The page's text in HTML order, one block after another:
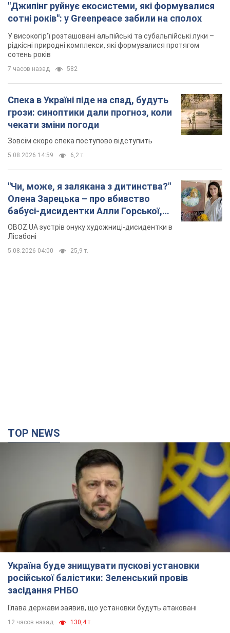
"Джипінг руйнує екосистеми, які формувалися
сотні років": у Greenpeace забили на сполох
У високогір'ї розташовані альпійські та субальпійські луки –
рідкісні природні комплекси, які формувалися протягом
сотень років
7 часов назад 582
Спека в Україні піде на спад, будуть
грози: синоптики дали прогноз, коли
чекати зміни погоди
Зовсім скоро спека поступово відступить
5.08.2026 14:59 6,2 т.
"Чи, може, я залякана з дитинства?"
Олена Зарецька – про вбивство
бабусі-дисидентки Алли Горської,
критику Дмитра Стуса та втечу в
Португалію з 5 дітьми
OBOZ.UA зустрів онуку художниці-дисидентки в
Лісабоні
5.08.2026 04:00 25,9 т.
TOP NEWS
Україна буде знищувати пускові установки
російської балістики: Зеленський провів
засідання РНБО
Глава держави заявив, що установки будуть атаковані
12 часов назад 130,4 т.